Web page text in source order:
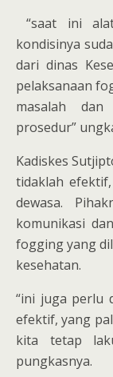
“saat ini
kondisinya
dari dinas
pelaksanaan
masalah
prosedur”
Kadiskes
tidaklah
dewasa.
komunikasi
fogging yang
kesehatan.
“ini juga perlu
efektif, yang
kita tetap
pungkasnya.